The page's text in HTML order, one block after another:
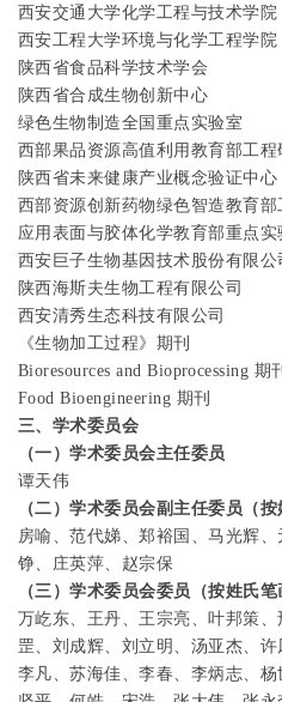
西安交通大学化学工程与技术学院
西安工程大学环境与化学工程学院
陕西省食品科学技术学会
陕西省合成生物创新中心
绿色生物制造全国重点实验室
西部果品资源高值利用教育部工程
陕西省未来健康产业概念验证中心
西部资源创新药物绿色智造教育
应用表面与胶体化学教育部重点实
西安巨子生物基因技术股份有限公
陕西海斯夫生物工程有限公司
西安清秀生态科技有限公司
《生物加工过程》期刊
Bioresources and Bioprocessing 期刊
Food Bioengineering 期刊
三、学术委员会
（一）学术委员会主任委员
谭天伟
（二）学术委员会副主任委员（按
房喻、范代娣、郑裕国、马光辉
铮、庄英萍、赵宗保
（三）学术委员会委员（按姓氏笔
万屹东、王丹、王宗亮、叶邦策
罡、刘成辉、刘立明、汤亚杰、许
李凡、苏海佳、李春、李炳志、